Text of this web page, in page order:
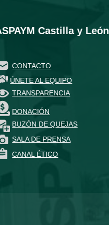
Castilla y León
CONTACTO
ÚNETE AL EQUIPO
TRANSPARENCIA
DONACIÓN
BUZÓN DE QUEJAS
SALA DE PRENSA
CANAL ÉTICO